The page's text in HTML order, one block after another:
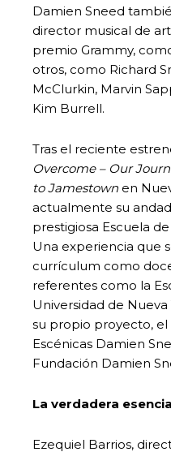
Damien Sneed
director musical de
premio Grammy,
otros, como Richard
McClurkin, Marvin
Kim Burrell.
Tras el reciente
Overcome – Our
to Jamestown en
actualmente su
prestigiosa Escuela
Una experiencia que
currículum como
referentes como la
Universidad de Nueva
su propio proyecto,
Escénicas Damien
Fundación Damien
La verdadera
Ezequiel Barrios,